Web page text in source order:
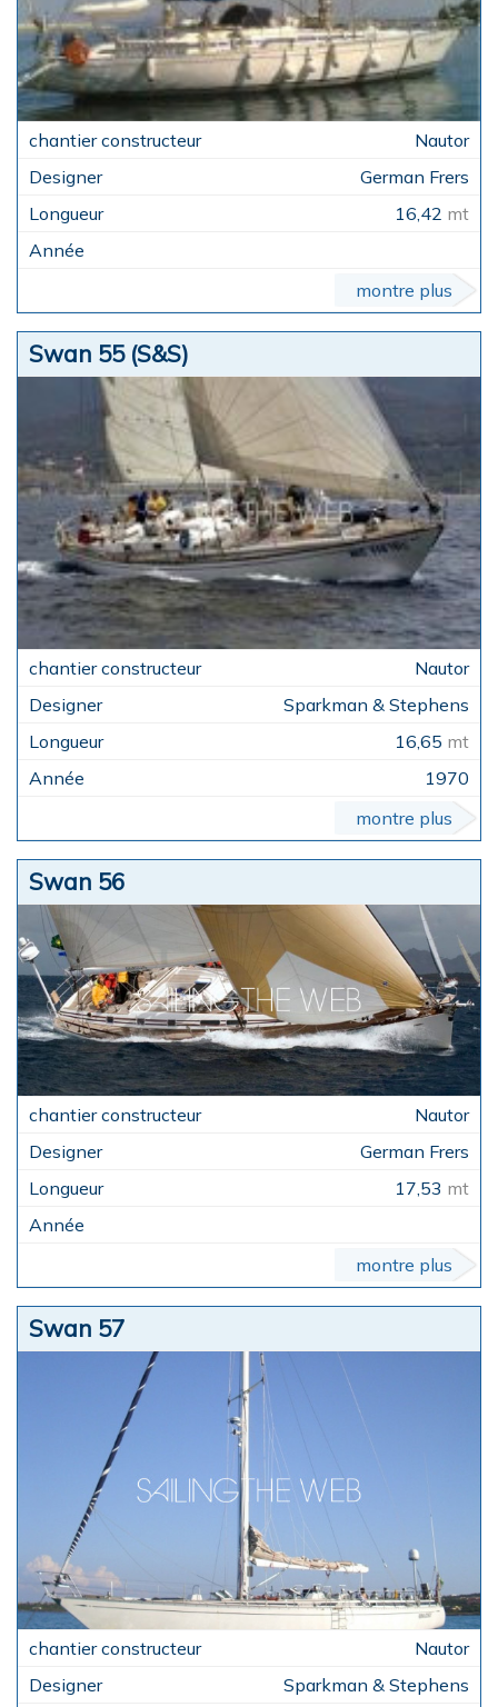
Nautor
German Frers
16,42 mt
montre plus
Swan 55 (S&S)
Nautor
Sparkman & Stephens
16,65 mt
1970
montre plus
Swan 56
Nautor
German Frers
17,53 mt
montre plus
Swan 57
Nautor
Sparkman & Stephens